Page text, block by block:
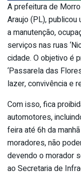
A prefeitura de
Araujo (PL),
a manutenção,
serviços nas ruas
cidade. O objetivo é
‘Passarela das
lazer, convivência e
Com isso, fica
automotores,
feira até 6h da
moradores, não
devendo o morador
ao Secretaria de